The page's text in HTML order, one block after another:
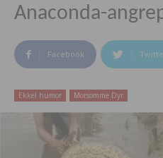
Anaconda-
Facebook
Ekkel humor Morsomme Dyr